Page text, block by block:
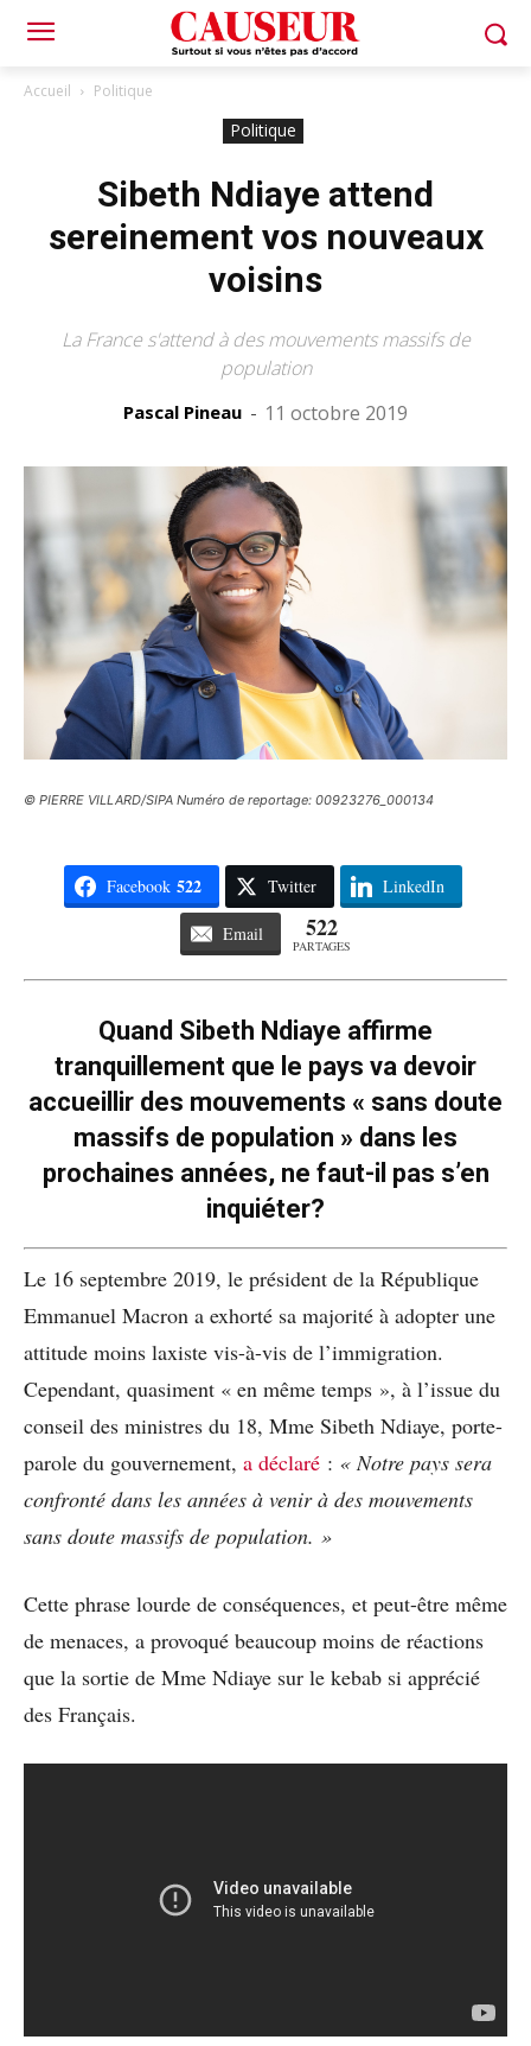
Accueil Politique
Politique
Sibeth Ndiaye attend
sereinement vos nouveaux
voisins
La France s'attend à des mouvements massifs de
population
Pascal Pineau - 11 octobre 2019
© PIERRE VILLARD/SIPA Numéro de reportage: 00923276_000134
Facebook 522 Twitter LinkedIn
Email 522
PARTAGES
Quand Sibeth Ndiaye affirme
tranquillement que le pays va devoir
accueillir des mouvements « sans doute
massifs de population » dans les
prochaines années, ne faut-il pas s’en
inquiéter?
Le 16 septembre 2019, le président de la République
Emmanuel Macron a exhorté sa majorité à adopter une
attitude moins laxiste vis-à-vis de l’immigration.
Cependant, quasiment « en même temps », à l’issue du
conseil des ministres du 18, Mme Sibeth Ndiaye, porte-
parole du gouvernement, a déclaré : « Notre pays sera
confronté dans les années à venir à des mouvements
sans doute massifs de population. »
Cette phrase lourde de conséquences, et peut-être même
de menaces, a provoqué beaucoup moins de réactions
que la sortie de Mme Ndiaye sur le kebab si apprécié
des Français.